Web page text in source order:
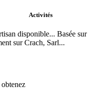
Activités
disponible... Basée sur
sur Crach, Sarl...